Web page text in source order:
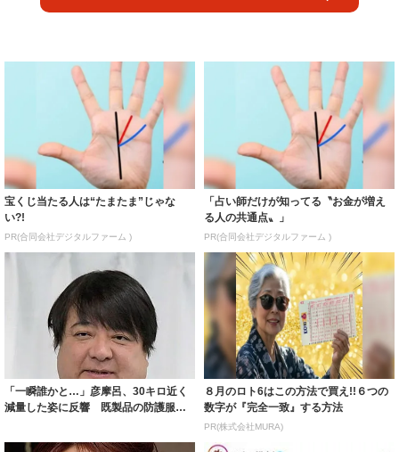
宝くじ当たる人は“たまたま”じゃな
い?!
PR(合同会社デジタルファーム )
「占い師だけが知ってる〝お金が増え
る人の共通点〟」
PR(合同会社デジタルファーム )
「一瞬誰かと…」彦摩呂、30キロ近く
減量した姿に反響 既製品の防護服が
８月のロト6はこの方法で買え!!６つの
数字が『完全一致』する方法
PR(株式会社MURA)